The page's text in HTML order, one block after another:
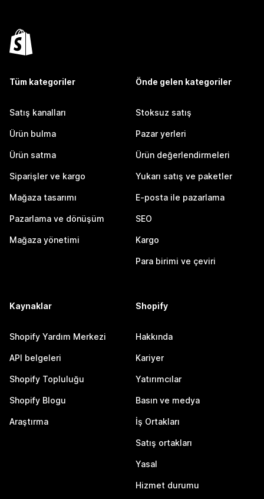
Tüm kategoriler
Satış kanalları
Ürün bulma
Ürün satma
Siparişler ve kargo
Mağaza tasarımı
Pazarlama ve dönüşüm
Mağaza yönetimi
Önde gelen kategoriler
Stoksuz satış
Pazar yerleri
Ürün değerlendirmeleri
Yukarı satış ve paketler
E-posta ile pazarlama
SEO
Kargo
Para birimi ve çeviri
Kaynaklar
Shopify Yardım Merkezi
API belgeleri
Shopify Topluluğu
Shopify Blogu
Araştırma
Shopify
Hakkında
Kariyer
Yatırımcılar
Basın ve medya
İş Ortakları
Satış ortakları
Yasal
Hizmet durumu